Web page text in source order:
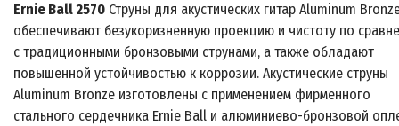
Ernie Ball 2570 Струны для акустических гитар Aluminum
обеспечивают безукоризненную проекцию и чистоту по
с традиционными бронзовыми струнами, а также обладают
повышенной устойчивостью к коррозии. Акустические струны
Aluminum Bronze изготовлены с применением фирменного
стального сердечника Ernie Ball и алюминиево-бронзовой